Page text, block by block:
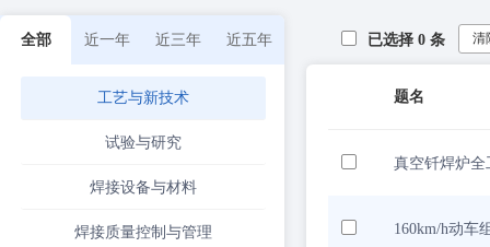
全部 近一年 近三年 近五年
工艺与新技术
试验与研究
焊接设备与材料
焊接质量控制与管理
已选择 0 条 清
题名
真空钎焊炉
160km/h动车